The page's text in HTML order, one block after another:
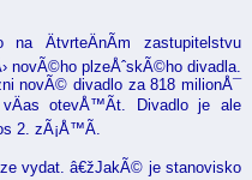
ÄtvrteÄnÃ­m zastupitelstvu
novÃ©ho plzeÅˆskÃ©ho divadla.
novÃ© divadlo za 818 milionÅ¯
otevÅ™Ã­t. Divadlo je ale
2. zÃ¡Å™Ã­.
vydat. â€žJakÃ© je stanovisko